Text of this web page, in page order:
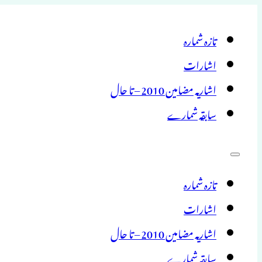
تازہ شمارہ
اشارات
اشاریہ مضامین 2010 – تا حال
سابقہ شمارے
تازہ شمارہ
اشارات
اشاریہ مضامین 2010 – تا حال
سابقہ شمارے